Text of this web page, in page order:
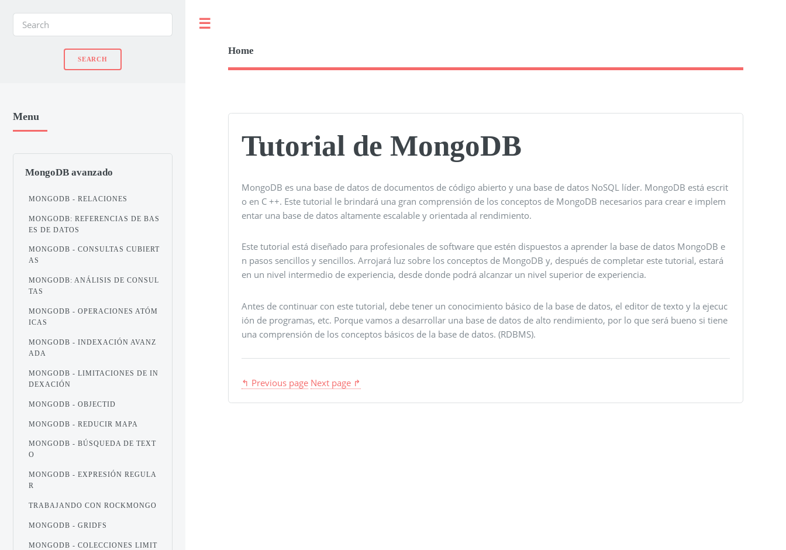
Home
Tutorial de MongoDB
MongoDB es una base de datos de documentos de código abierto y una base de datos NoSQL líder. MongoDB está escrit
o en C ++. Este tutorial le brindará una gran comprensión de los conceptos de MongoDB necesarios para crear e implem
entar una base de datos altamente escalable y orientada al rendimiento.
Este tutorial está diseñado para profesionales de software que estén dispuestos a aprender la base de datos MongoDB e
n pasos sencillos y sencillos. Arrojará luz sobre los conceptos de MongoDB y, después de completar este tutorial, estará
en un nivel intermedio de experiencia, desde donde podrá alcanzar un nivel superior de experiencia.
Antes de continuar con este tutorial, debe tener un conocimiento básico de la base de datos, el editor de texto y la ejecuc
ión de programas, etc. Porque vamos a desarrollar una base de datos de alto rendimiento, por lo que será bueno si tiene
una comprensión de los conceptos básicos de la base de datos. (RDBMS).
↰ Previous page Next page ↱
Menu
MongoDB avanzado
MONGODB - RELACIONES
MONGODB: REFERENCIAS DE BAS
ES DE DATOS
MONGODB - CONSULTAS CUBIERT
AS
MONGODB: ANÁLISIS DE CONSUL
TAS
MONGODB - OPERACIONES ATÓM
ICAS
MONGODB - INDEXACIÓN AVANZ
ADA
MONGODB - LIMITACIONES DE IN
DEXACIÓN
MONGODB - OBJECTID
MONGODB - REDUCIR MAPA
MONGODB - BÚSQUEDA DE TEXT
O
MONGODB - EXPRESIÓN REGULA
R
TRABAJANDO CON ROCKMONGO
MONGODB - GRIDFS
MONGODB - COLECCIONES LIMIT